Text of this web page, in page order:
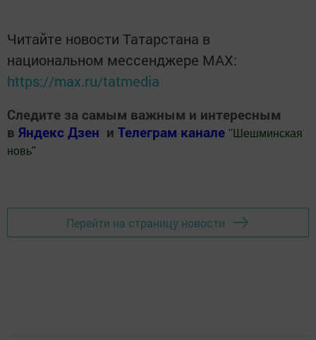
Читайте новости Татарстана в
национальном мессенджере MАХ:
https://max.ru/tatmedia
Следите за самым важным и интересным
в Яндекс Дзен и Телеграм канале " Шешминская
новь"
Перейти на страницу новости